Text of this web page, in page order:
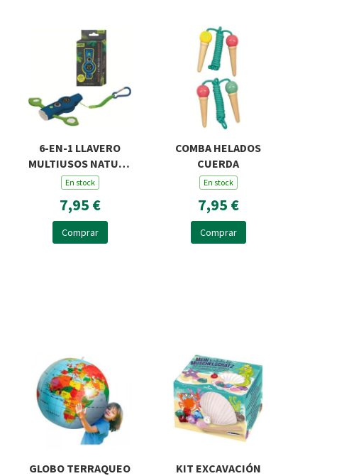
6-EN-1 LLAVERO
MULTIUSOS NATURE
ZOOM
En stock
7,95 €
Comprar
COMBA HELADOS
CUERDA
En stock
7,95 €
Comprar
GLOBO TERRAQUEO
KIT EXCAVACIÓN